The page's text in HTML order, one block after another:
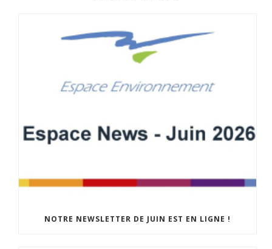
NOTRE NEWSLETTER DE JUIN EST EN LIGNE !